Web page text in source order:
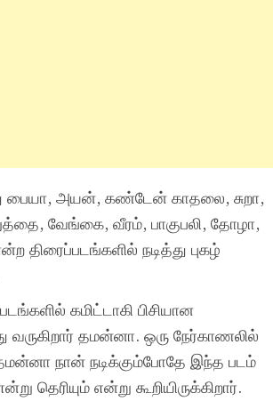
அயன், கண்டேன் காதலை, சுறா,
வேங்கை, வீரம், பாகுபலி, தோழா,
நடித்து புகழ்
கமிட்டாகி பிசியான
வருகிறார் தமன்னா. ஒரு நேர்காணலில்
நான் நடிக்கும்போதே இந்த படம்
தெரியும் என்று கூறியிருக்கிறார்.